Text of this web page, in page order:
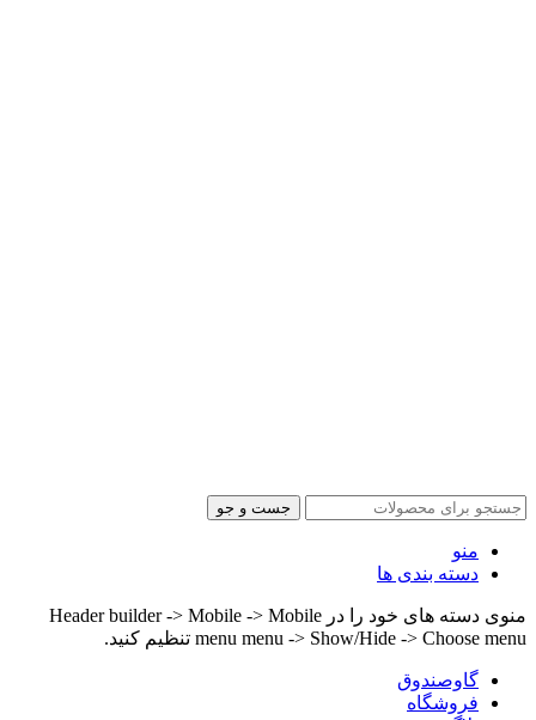
جست و جو
منو
دسته بندی ها
منوی دسته های خود را در Header builder -> Mobile -> Mobile
menu menu -> Show/Hide -> Choose menu تنظیم کنید.
گاوصندوق
فروشگاه